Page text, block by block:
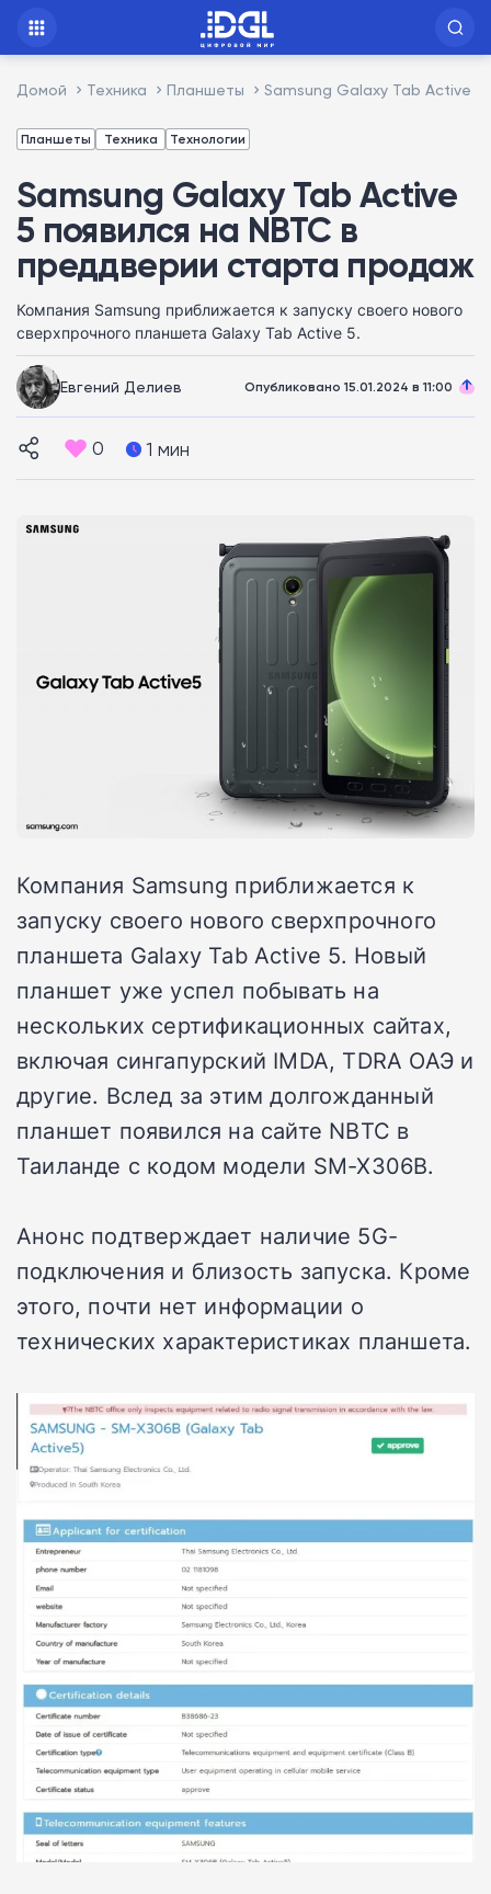
Домой Техника Планшеты Samsung Galaxy Tab Active
Планшеты Техника Технологии
Samsung Galaxy Tab Active
5 появился на NBTC в
преддверии старта продаж
Компания Samsung приближается к запуску своего нового
сверхпрочного планшета Galaxy Tab Active 5.
Евгений Делиев Опубликовано 15.01.2024 в 11:00
0 1 мин
Компания Samsung приближается к
запуску своего нового сверхпрочного
планшета Galaxy Tab Active 5. Новый
планшет уже успел побывать на
нескольких сертификационных сайтах,
включая сингапурский IMDA, TDRA ОАЭ и
другие. Вслед за этим долгожданный
планшет появился на сайте NBTC в
Таиланде с кодом модели SM-X306B.
Анонс подтверждает наличие 5G-
подключения и близость запуска. Кроме
этого, почти нет информации о
технических характеристиках планшета.